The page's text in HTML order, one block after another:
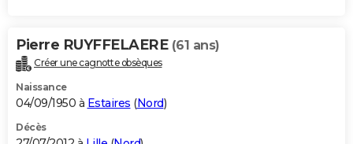
Pierre RUYFFELAERE (61 ans)
Créer une cagnotte obsèques
Naissance
04/09/1950 à Estaires (Nord)
Décès